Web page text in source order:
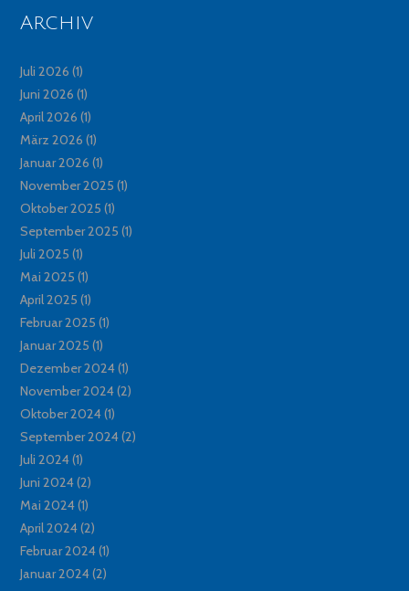
Archiv
Juli 2026 (1)
Juni 2026 (1)
April 2026 (1)
März 2026 (1)
Januar 2026 (1)
November 2025 (1)
Oktober 2025 (1)
September 2025 (1)
Juli 2025 (1)
Mai 2025 (1)
April 2025 (1)
Februar 2025 (1)
Januar 2025 (1)
Dezember 2024(1)
November 2024(2)
Oktober 2024(1)
September 2024(2)
Juli 2024(1)
Juni 2024(2)
Mai 2024(1)
April 2024(2)
Februar 2024(1)
Januar 2024(2)